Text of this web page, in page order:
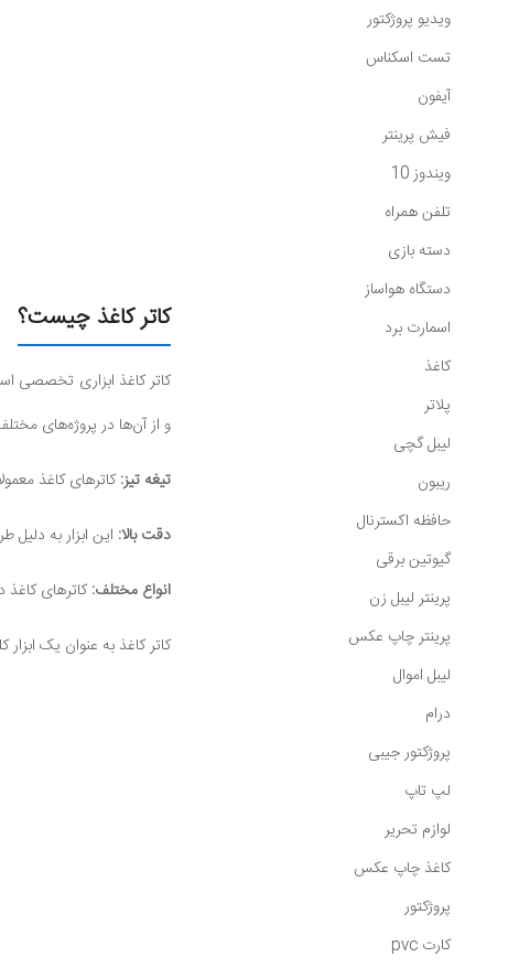
ویدیو پروژکتور
تست اسکناس
آیفون
فیش پرینتر
ویندوز 10
تلفن همراه
دسته بازی
دستگاه هواساز
اسمارت برد
کاغذ
پلاتر
لیبل گچی
ریبون
حافظه اکسترنال
گیوتین برقی
پرینتر لیبل زن
پرینتر چاپ عکس
لیبل اموال
درام
پروژکتور جیبی
لپ تاپ
لوازم تحریر
کاغذ چاپ عکس
پروژکتور
کارت pvc
کاتر کاغذ چیست؟
کاتر کاغذ ابزاری تخصصی
و از آن‌ها در پروژه‌های
تیغه تیز: کاترهای کاغذ
دقت بالا: این ابزار به
انواع مختلف: کاترهای
کاتر کاغذ به عنوان یک